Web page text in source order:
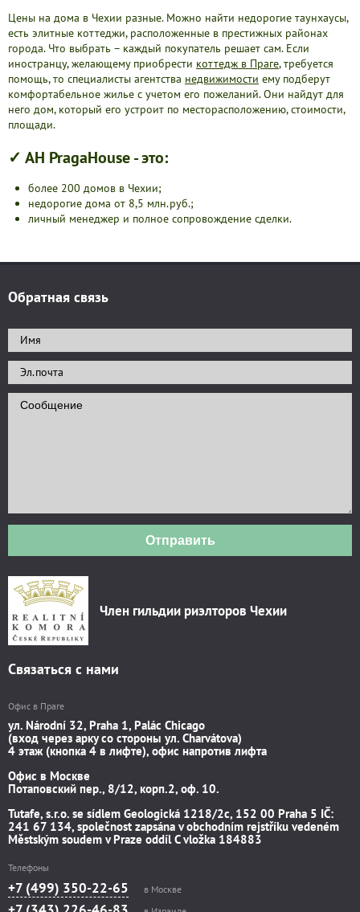
Цены на дома в Чехии разные. Можно найти недорогие таунхаусы,
есть элитные коттеджи, расположенные в престижных районах
города. Что выбрать – каждый покупатель решает сам. Если
иностранцу, желающему приобрести коттедж в Праге, требуется
помощь, то специалисты агентства недвижимости ему подберут
комфортабельное жилье с учетом его пожеланий. Они найдут для
него дом, который его устроит по месторасположению, стоимости,
площади.
✓ АН PragaHouse - это:
более 200 домов в Чехии;
недорогие дома от 8,5 млн.руб.;
личный менеджер и полное сопровождение сделки.
Обратная связь
Отправить
Член гильдии риэлторов Чехии
Связаться с нами
Офис в Праге
ул. Národní 32, Praha 1, Palác Chicago
(вход через арку со стороны ул. Charvátova)
4 этаж (кнопка 4 в лифте), офис напротив лифта
Офис в Москве
Потаповский пер., 8/12, корп.2, оф. 10.
Tutafe, s.r.o. se sídlem Geologická 1218/2c, 152 00 Praha 5 IČ:
241 67 134, společnost zapsána v obchodním rejstříku vedeném
Městským soudem v Praze oddíl C vložka 184883
Телефоны
+7 (499) 350-22-65 в Москве